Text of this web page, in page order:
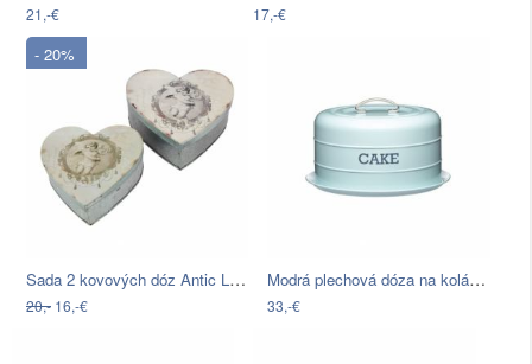
21,-€ 17,-€
- 20%
Sada 2 kovových dóz Antic Line Heart Box
20,- 16,-€
Modrá plechová dóza na koláč Kitchen…
33,-€